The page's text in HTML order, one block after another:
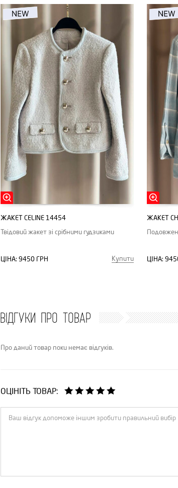
ЖАКЕТ CELINE 14454
Твідовий жакет зі срібними гудзиками
ЦІНА: 9450 ГРН Купити
ЖАКЕТ
ЦІНА:
ВІДГУКИ ПРО ТОВАР
Про даний товар поки немає відгуків.
ОЦІНІТЬ ТОВАР: